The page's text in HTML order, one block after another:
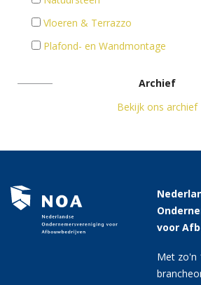
Vloeren & Terrazzo
Plafond- en Wandmontage
Archief
Bekijk ons archief
voor
Met zo'n